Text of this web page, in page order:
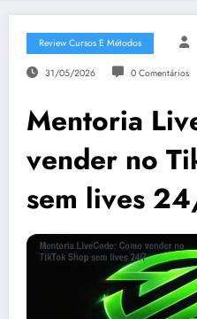
Review Cursos E Métodos
31/05/2026 0 Comentários
Mentoria
vender no
sem lives